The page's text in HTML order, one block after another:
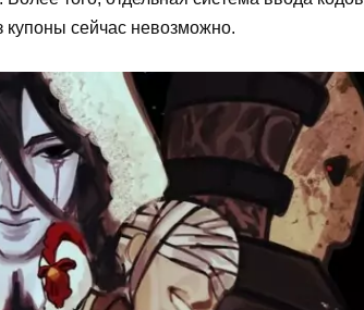
купоны сейчас невозможно.